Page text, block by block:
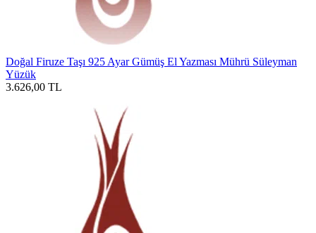
Doğal Firuze Taşı 925 Ayar Gümüş El Yazması Mührü Süleyman
Yüzük
3.626,00 TL